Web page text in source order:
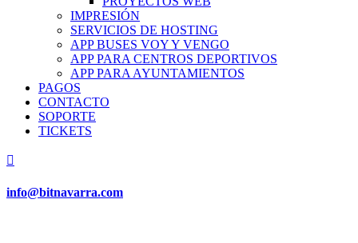
IMPRESIÓN
SERVICIOS DE HOSTING
APP BUSES VOY Y VENGO
APP PARA CENTROS DEPORTIVOS
APP PARA AYUNTAMIENTOS
PAGOS
CONTACTO
SOPORTE
TICKETS

info@bitnavarra.com